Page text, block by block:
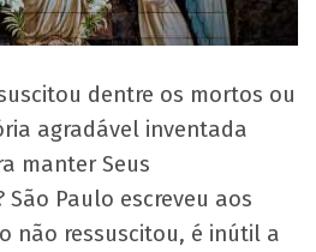
dentre os mortos ou
agradável inventada
manter Seus
São Paulo escreveu aos
não ressuscitou, é inútil a